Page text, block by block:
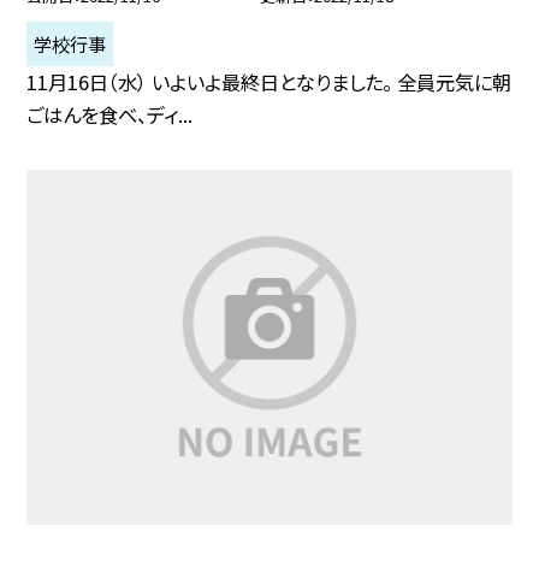
学校行事
11月16日（水） いよいよ最終日となりました。 全員元気に朝
ごはんを食べ、ディ...